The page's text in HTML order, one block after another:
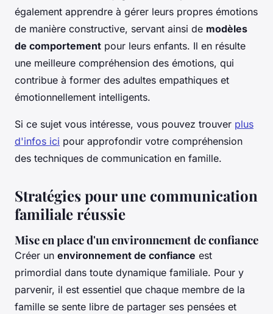
également apprendre à gérer leurs propres émotions
de manière constructive, servant ainsi de modèles
de comportement pour leurs enfants. Il en résulte
une meilleure compréhension des émotions, qui
contribue à former des adultes empathiques et
émotionnellement intelligents.
Si ce sujet vous intéresse, vous pouvez trouver plus
d'infos ici pour approfondir votre compréhension
des techniques de communication en famille.
Stratégies pour une communication
familiale réussie
Mise en place d'un environnement de confiance
Créer un environnement de confiance est
primordial dans toute dynamique familiale. Pour y
parvenir, il est essentiel que chaque membre de la
famille se sente libre de partager ses pensées et